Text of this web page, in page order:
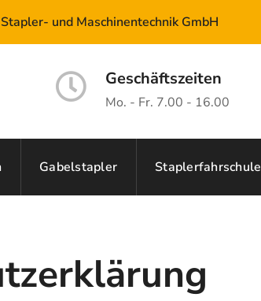
und Maschinentechnik GmbH
Geschäftszeiten
Mo. - Fr. 7.00 - 16.00
Gabelstapler Staplerfahrschule